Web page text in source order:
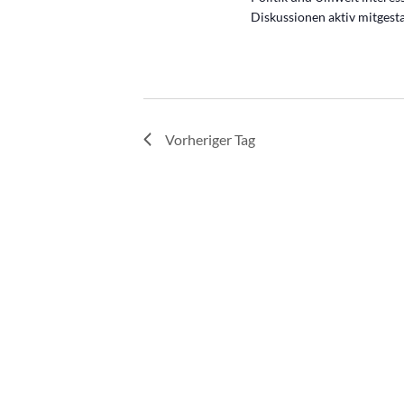
Diskussionen aktiv
Vorheriger Tag